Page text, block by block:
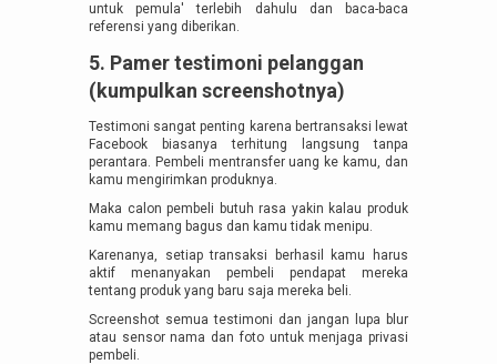
untuk pemula' terlebih dahulu dan baca-baca
referensi yang diberikan.
5. Pamer testimoni pelanggan
(kumpulkan screenshotnya)
Testimoni sangat penting karena bertransaksi lewat
Facebook biasanya terhitung langsung tanpa
perantara. Pembeli mentransfer uang ke kamu, dan
kamu mengirimkan produknya.
Maka calon pembeli butuh rasa yakin kalau produk
kamu memang bagus dan kamu tidak menipu.
Karenanya, setiap transaksi berhasil kamu harus
aktif menanyakan pembeli pendapat mereka
tentang produk yang baru saja mereka beli.
Screenshot semua testimoni dan jangan lupa blur
atau sensor nama dan foto untuk menjaga privasi
pembeli.